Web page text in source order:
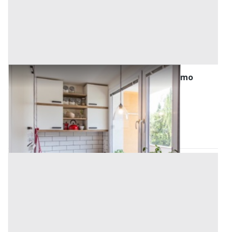
Abitazione di Tipo Popolare all'asta a Palermo
Belmonte Mezzagno (Palermo)
14.650 € 19.534 €
Codice asta:AN995755
Asta chiusa